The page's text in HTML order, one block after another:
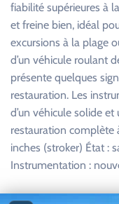
fiabilité supérieures à
et freine bien, idéal
excursions à la plage
d’un véhicule roulant
présente quelques
restauration. Les
d’un véhicule solide
restauration complète
inches (stroker) État :
Instrumentation :